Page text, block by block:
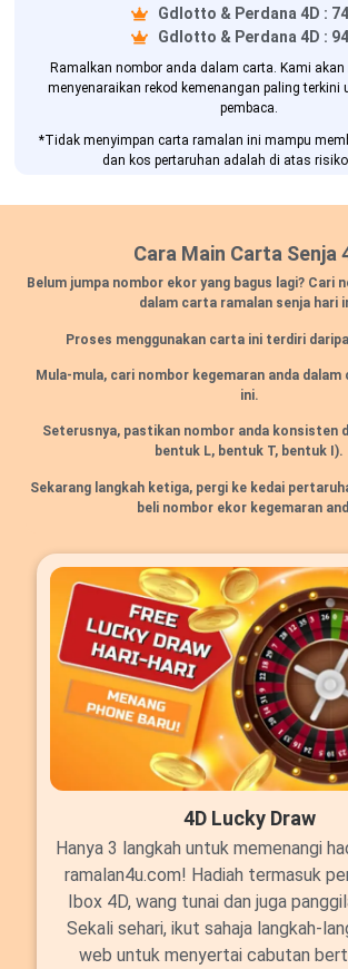
Gdlotto & Perdana 4D :
Gdlotto & Perdana 4D :
Ramalkan nombor anda dalam carta. Kami
menyenaraikan rekod kemenangan paling terkini
pembaca.
*Tidak menyimpan carta ramalan ini mampu
dan kos pertaruhan adalah di atas
Cara Main Carta Senja
Belum jumpa nombor ekor yang bagus lagi? Cari
dalam carta ramalan senja hari
Proses menggunakan carta ini terdiri
Mula-mula, cari nombor kegemaran anda
ini.
Seterusnya, pastikan nombor anda konsisten
bentuk L, bentuk T, bentuk I).
Sekarang langkah ketiga, pergi ke kedai
beli nombor ekor kegemaran
4D Lucky Draw
Hanya 3 langkah untuk memenangi
ramalan4u.com! Hadiah termasuk
Ibox 4D, wang tunai dan juga
Sekali sehari, ikut sahaja langkah-
web untuk menyertai cabutan